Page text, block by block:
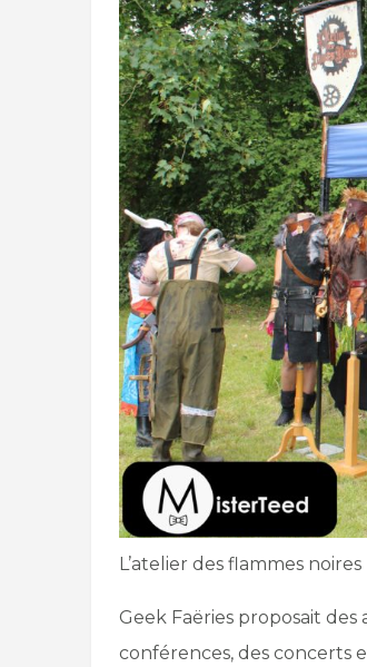
L’atelier des flammes noires
Geek Faëries proposait
conférences, des concerts